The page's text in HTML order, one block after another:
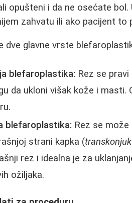
opušteni i da ne osećate
zahvatu ili ako pacijent
dve glavne vrste
blefaroplastika: Rez se
da ukloni višak kože i
blefaroplastika: Rez se
strani kapka (
rez i idealna je za
ožiljaka.